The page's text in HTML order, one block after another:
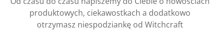
produktowych, ciekawostkach a dodatkowo
otrzymasz niespodziankę od Witchcraft